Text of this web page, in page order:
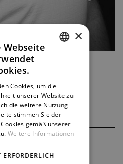
GERMAN
×
Webseite
Cookies, um die
unserer Website zu
die weitere Nutzung
stimmen Sie der
gemäß unserer
Weitere Informationen
ERFORDERLICH